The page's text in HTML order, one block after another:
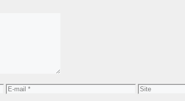
E-
mail
Site